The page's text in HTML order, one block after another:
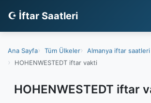
☪ İftar Saatleri
Ana Sayfa Tüm Ülkeler
Almanya iftar saatleri
HOHENWESTEDT iftar vakti
HOHENWESTEDT iftar